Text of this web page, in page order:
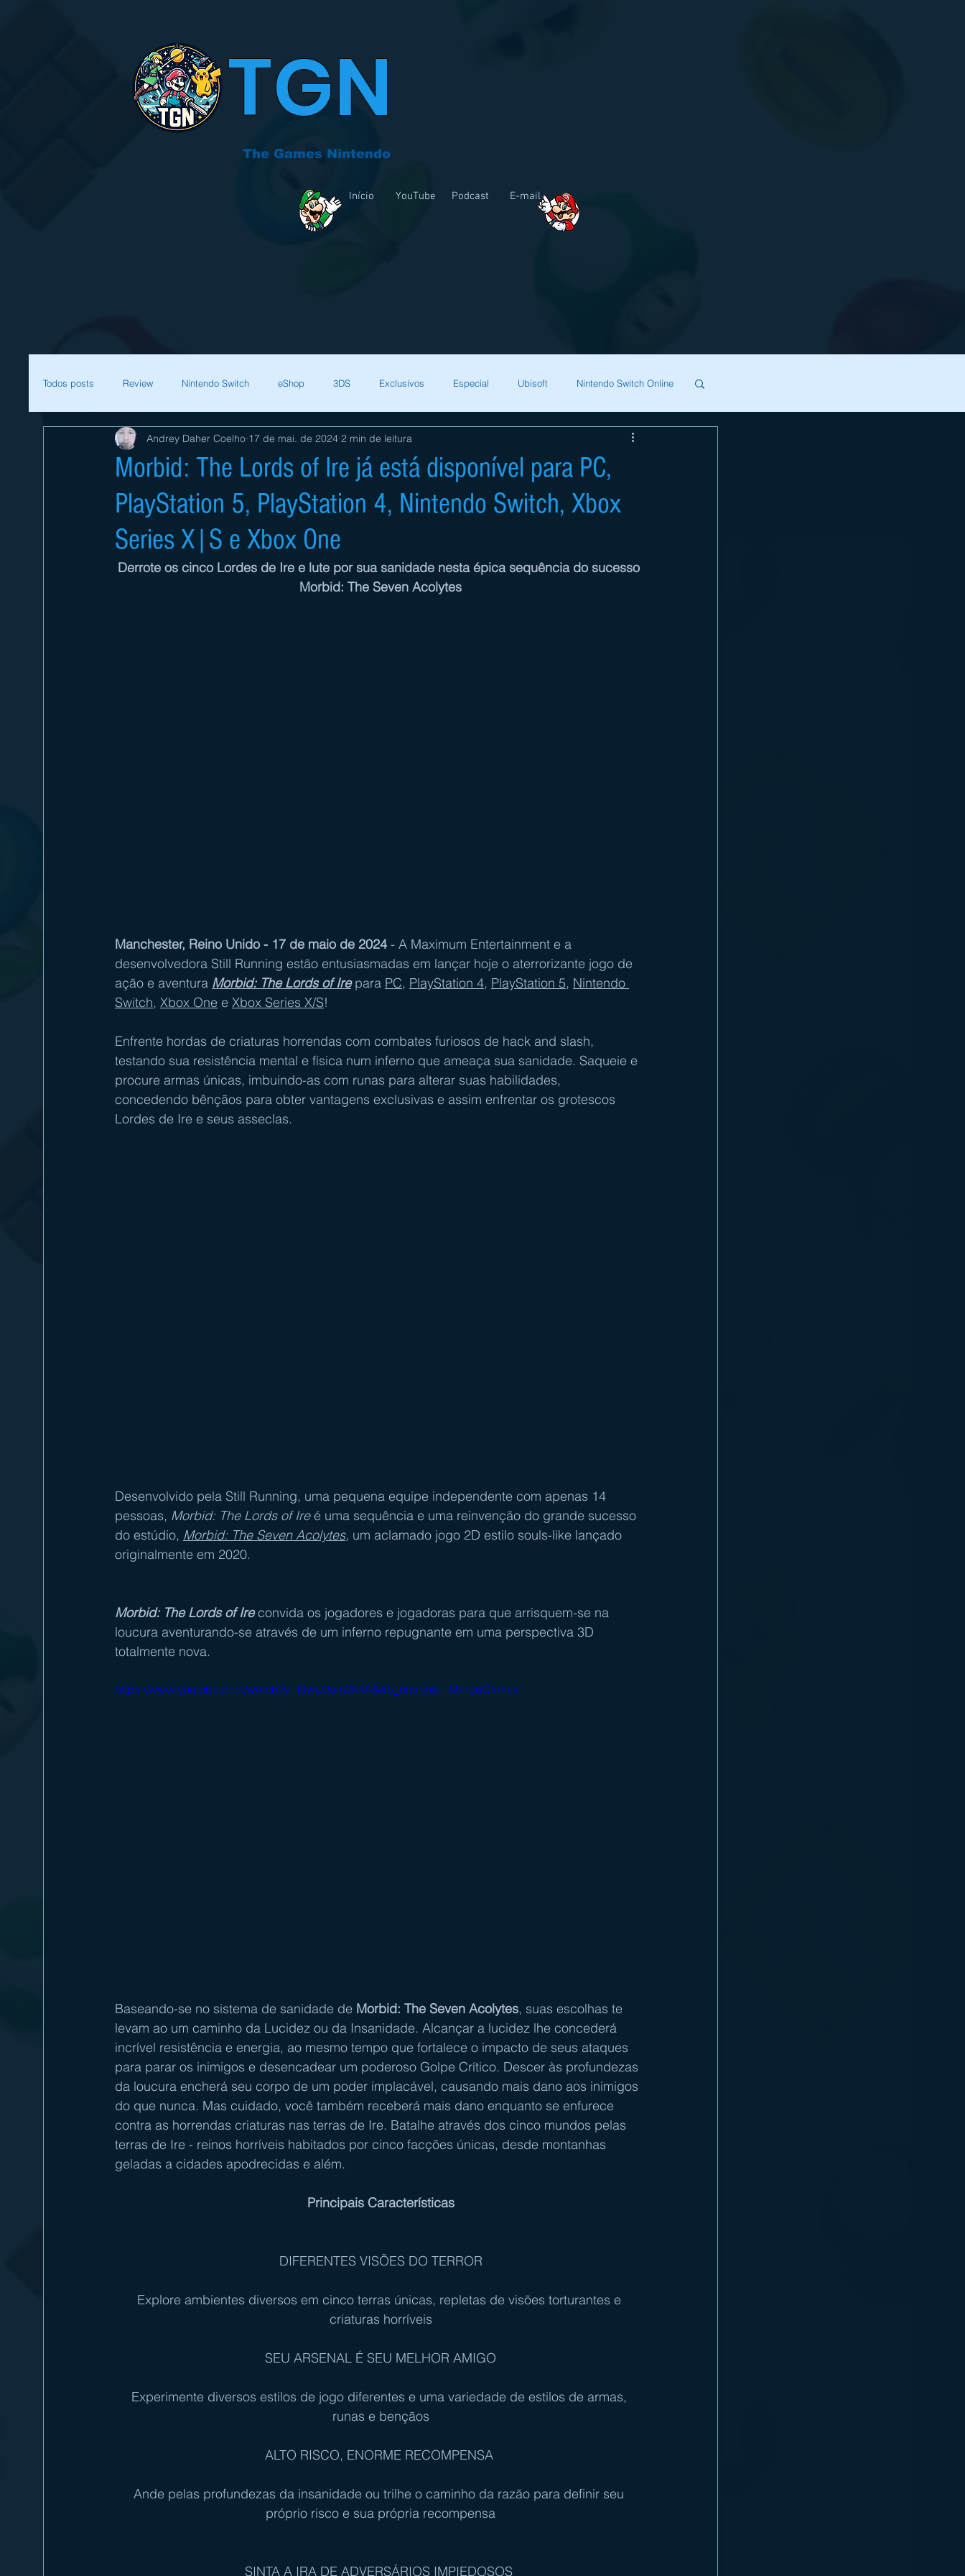
TGN
The Games Nintendo
Início YouTube Podcast E-mail
Todos posts Review Nintendo Switch eShop 3DS Exclusivos Especial Ubisoft Nintendo Switch Online
Mega Man Zelda Bethesda Capcom Square Enix
Sessão Retro Final Fantasy Xenoblade THQ Nordic Bandai Namco Indies CD Projekt Red
Sua comunidade
Morbid: The Lords of Ire já está disponível para PC,
PlayStation 5, PlayStation 4, Nintendo Switch, Xbox
Series X|S e Xbox One
Andrey Daher Coelho 17 de mai. de 2024 2 min de leitura
Derrote os cinco Lordes de Ire e lute por sua sanidade nesta épica sequência do sucesso
Morbid: The Seven Acolytes
Manchester, Reino Unido - 17 de maio de 2024 - A Maximum Entertainment e a
desenvolvedora Still Running estão entusiasmadas em lançar hoje o aterrorizante jogo de
ação e aventura Morbid: The Lords of Ire para PC, PlayStation 4, PlayStation 5, Nintendo
Switch, Xbox One e Xbox Series X/S!
Enfrente hordas de criaturas horrendas com combates furiosos de hack and slash,
testando sua resistência mental e física num inferno que ameaça sua sanidade. Saqueie e
procure armas únicas, imbuindo-as com runas para alterar suas habilidades,
concedendo bênçãos para obter vantagens exclusivas e assim enfrentar os grotescos
Lordes de Ire e seus asseclas.
Desenvolvido pela Still Running, uma pequena equipe independente com apenas 14
pessoas, Morbid: The Lords of Ire é uma sequência e uma reinvenção do grande sucesso
do estúdio, Morbid: The Seven Acolytes, um aclamado jogo 2D estilo souls-like lançado
originalmente em 2020.
Morbid: The Lords of Ire convida os jogadores e jogadoras para que arrisquem-se na
loucura aventurando-se através de um inferno repugnante em uma perspectiva 3D
totalmente nova.
https://www.youtube.com/watch?v=NwtJ2um2k4A&ab_channel=MergeGames
Baseando-se no sistema de sanidade de Morbid: The Seven Acolytes, suas escolhas te
levam ao um caminho da Lucidez ou da Insanidade. Alcançar a lucidez lhe concederá
incrível resistência e energia, ao mesmo tempo que fortalece o impacto de seus ataques
para parar os inimigos e desencadear um poderoso Golpe Crítico. Descer às profundezas
da loucura encherá seu corpo de um poder implacável, causando mais dano aos inimigos
do que nunca. Mas cuidado, você também receberá mais dano enquanto se enfurece
contra as horrendas criaturas nas terras de Ire. Batalhe através dos cinco mundos pelas
terras de Ire - reinos horríveis habitados por cinco facções únicas, desde montanhas
geladas a cidades apodrecidas e além.
Principais Características
DIFERENTES VISÕES DO TERROR
Explore ambientes diversos em cinco terras únicas, repletas de visões torturantes e
criaturas horríveis
SEU ARSENAL É SEU MELHOR AMIGO
Experimente diversos estilos de jogo diferentes e uma variedade de estilos de armas,
runas e bençãos
ALTO RISCO, ENORME RECOMPENSA
Ande pelas profundezas da insanidade ou trilhe o caminho da razão para definir seu
próprio risco e sua própria recompensa
SINTA A IRA DE ADVERSÁRIOS IMPIEDOSOS